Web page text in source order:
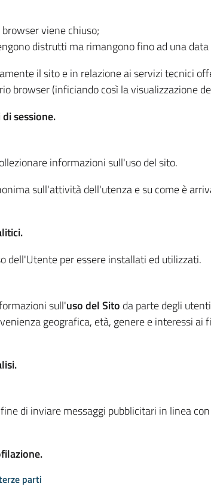
viene chiuso;
distrutti ma rimangono fino ad una
il sito e in relazione ai servizi tecnici
browser (inficiando così la visualizzazione
sessione.
informazioni sull'uso del sito.
sull'attività dell'utenza e su come è
dell'Utente per essere installati ed utilizzati.
sull'uso del Sito da parte degli
geografica, età, genere e interessi
di inviare messaggi pubblicitari in linea
parti